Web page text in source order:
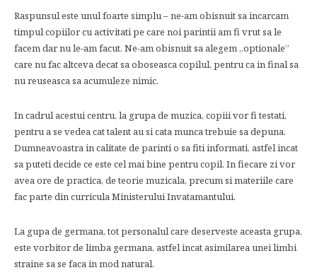
Raspunsul este unul foarte simplu – ne-am obisnuit sa incarcam
timpul copiilor cu activitati pe care noi parintii am fi vrut sa le
facem dar nu le-am facut. Ne-am obisnuit sa alegem „optionale”
care nu fac altceva decat sa oboseasca copilul, pentru ca in final sa
nu reuseasca sa acumuleze nimic.
In cadrul acestui centru, la grupa de muzica, copiii vor fi testati,
pentru a se vedea cat talent au si cata munca trebuie sa depuna.
Dumneavoastra in calitate de parinti o sa fiti informati, astfel incat
sa puteti decide ce este cel mai bine pentru copil. In fiecare zi vor
avea ore de practica, de teorie muzicala, precum si materiile care
fac parte din curricula Ministerului Invatamantului.
La gupa de germana, tot personalul care deserveste aceasta grupa,
este vorbitor de limba germana, astfel incat asimilarea unei limbi
straine sa se faca in mod natural.